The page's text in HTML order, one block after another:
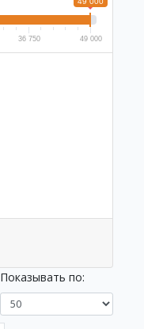
36 750 49 000
Показывать по: